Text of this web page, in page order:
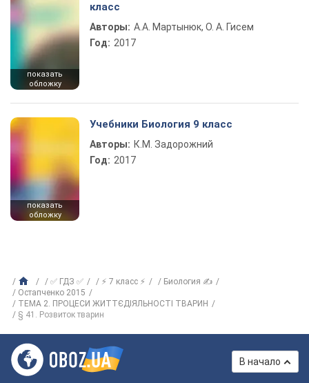
показать
обложку
класс
Авторы: А.А. Мартынюк, О. А. Гисем
Год: 2017
показать
обложку
Учебники Биология 9 класс
Авторы: К.М. Задорожний
Год: 2017
✅ ГДЗ ✅ ⚡ 7 класс ⚡
Биология ✍
Остапченко 2015
ТЕМА 2. ПРОЦЕСИ ЖИТТЄДІЯЛЬНОСТІ ТВАРИН
§ 41. Розвиток тварин
В начало